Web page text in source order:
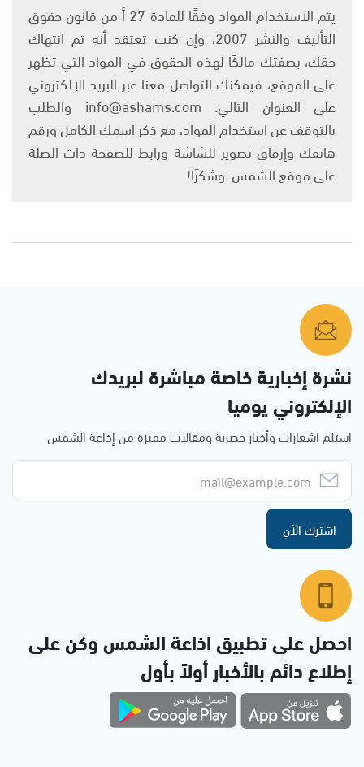
يتم الاستخدام المواد وفقًا للمادة 27 أ من قانون حقوق
التأليف والنشر 2007، وإن كنت تعتقد أنه تم انتهاك
حقك، بصفتك مالكًا لهذه الحقوق في المواد التي تظهر
على الموقع، فيمكنك التواصل معنا عبر البريد الإلكتروني
على العنوان التالي: info@ashams.com والطلب
بالتوقف عن استخدام المواد، مع ذكر اسمك الكامل ورقم
هاتفك وإرفاق تصوير للشاشة ورابط للصفحة ذات الصلة
على موقع الشمس. وشكرًا!
نشرة إخبارية خاصة مباشرة لبريدك
الإلكتروني يوميا
استلم اشعارات وأخبار حصرية ومقالات مميزة من إذاعة الشمس
اشترك الآن
احصل على تطبيق اذاعة الشمس وكن على
إطلاع دائم بالأخبار أولاً بأول